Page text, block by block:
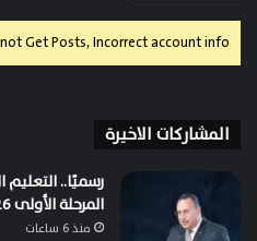
Get Posts, Incorrect account info.
المشاركات الاخيرة
رسميًا..
المرحلة الأولى 2026 للجامعات
منذ 6 ساعات